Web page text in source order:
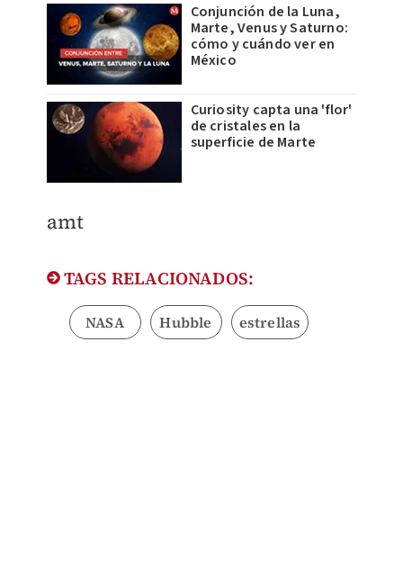
Conjunción de la Luna,
Marte, Venus y Saturno:
cómo y cuándo ver en
México
Curiosity capta una 'flor'
de cristales en la
superficie de Marte
amt
TAGS RELACIONADOS:
NASA Hubble estrellas